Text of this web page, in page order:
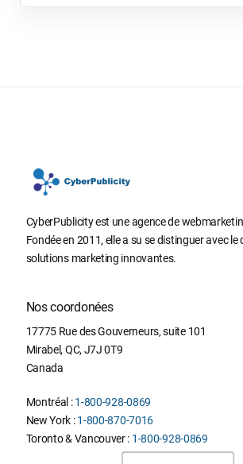
CyberPublicity est une agence de
Fondée en 2011, elle a su se distinguer avec
solutions marketing innovantes.
Nos coordonées
17775 Rue des Gouverneurs, suite 101
Mirabel, QC, J7J 0T9
Canada
Montréal :1-800-928-0869
New York :1-800-870-7016
Toronto & Vancouver : 1-800-928-0869